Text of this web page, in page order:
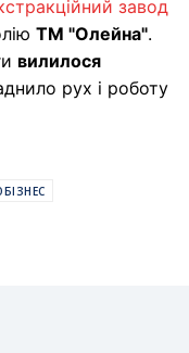
завод
ТМ "Олейна".
вилилося
рух і роботу